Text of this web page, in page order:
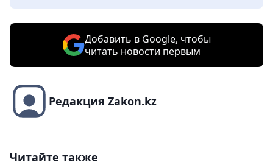
Добавить в Google, чтобы
читать новости первым
Редакция Zakon.kz
Читайте также